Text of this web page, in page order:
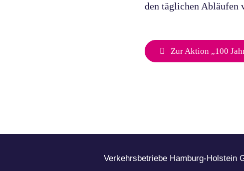
den täglichen Abläufen
Zur Aktion „100
Verkehrsbetriebe Hamburg-Holstein